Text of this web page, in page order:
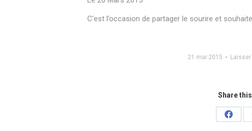
C’est l’occasion de partager le sourire et
21 mai 2015
Share